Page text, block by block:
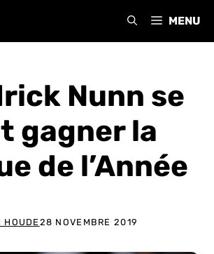
MENU
Nunn se
gagner la
de l’Année
HOUDE28 NOVEMBRE 2019